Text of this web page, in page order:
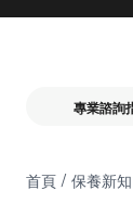
專業諮詢
首頁/ 保養新知